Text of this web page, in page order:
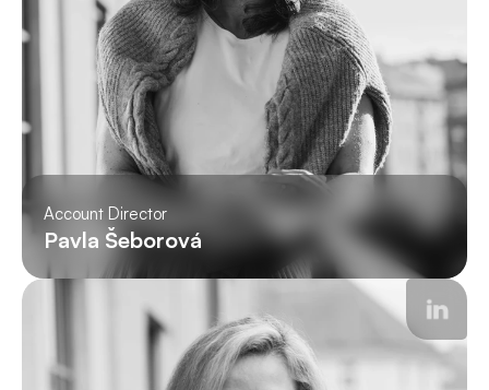
Account Director
Pavla Šeborová